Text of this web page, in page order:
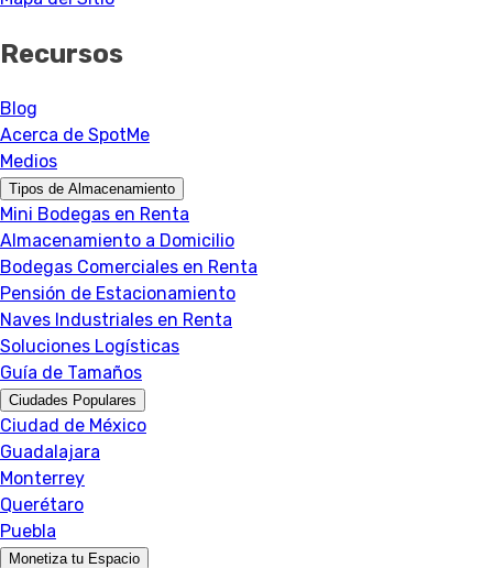
Recursos
Blog
Acerca de SpotMe
Medios
Tipos de Almacenamiento
Mini Bodegas en Renta
Almacenamiento a Domicilio
Bodegas Comerciales en Renta
Pensión de Estacionamiento
Naves Industriales en Renta
Soluciones Logísticas
Guía de Tamaños
Ciudades Populares
Ciudad de México
Guadalajara
Monterrey
Querétaro
Puebla
Monetiza tu Espacio